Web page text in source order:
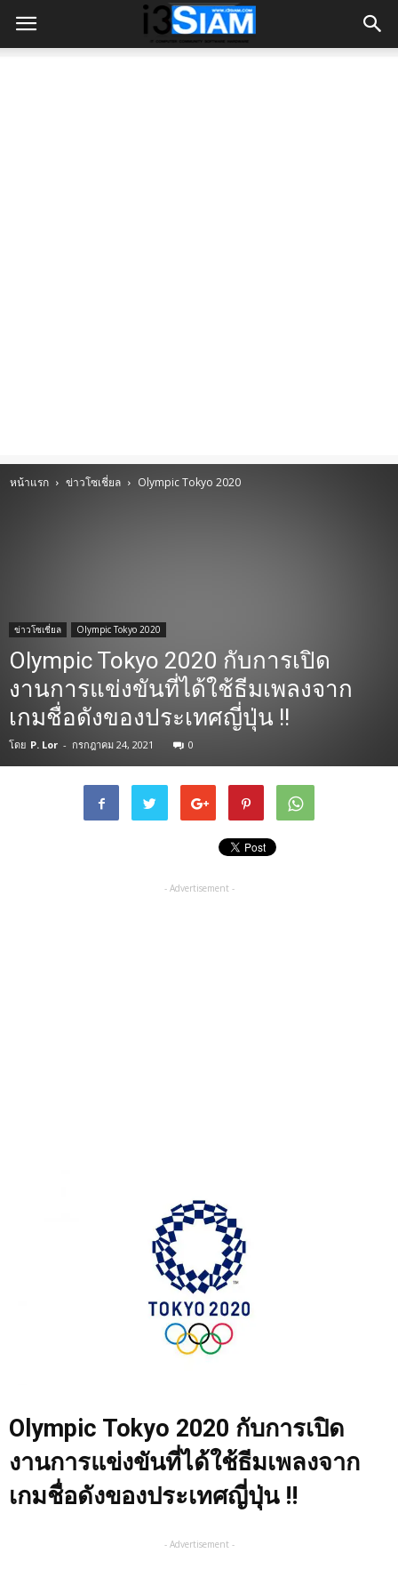
หน้าแรก ข่าวโซเชี่ยล Olympic Tokyo 2020
ข่าวโซเชี่ยล Olympic Tokyo 2020
Olympic Tokyo 2020 กับการเปิด
งานการแข่งขันที่ได้ใช้ธีมเพลงจาก
เกมชื่อดังของประเทศญี่ปุ่น !!
โดย P. Lor - กรกฎาคม 24, 2021 0
- Advertisement -
Olympic Tokyo 2020 กับการเปิด
งานการแข่งขันที่ได้ใช้ธีมเพลงจาก
เกมชื่อดังของประเทศญี่ปุ่น !!
- Advertisement -